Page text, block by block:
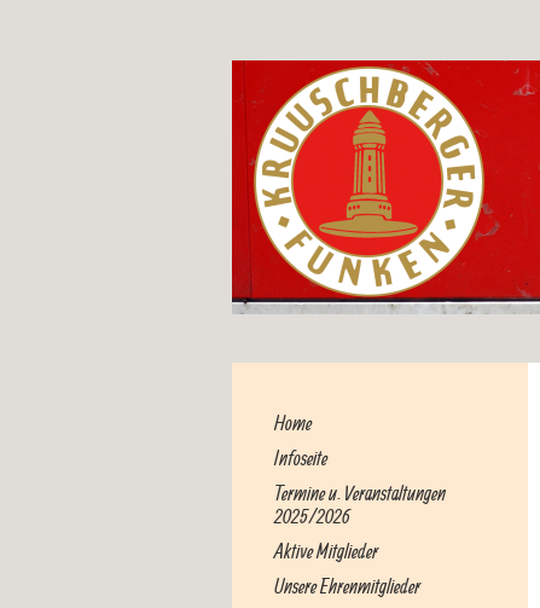
Home
Infoseite
Termine u. Veranstaltungen
2025/2026
Aktive Mitglieder
Unsere Ehrenmitglieder